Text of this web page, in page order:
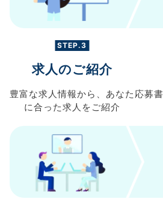
STEP.3
求人のご紹介
豊富な求人情報から、 あなた
に合った求人を ご紹介
応募